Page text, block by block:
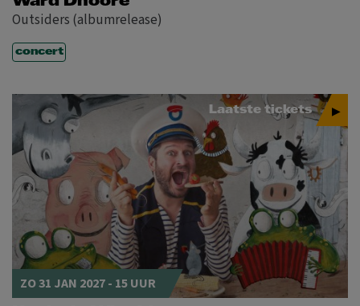
Outsiders (albumrelease)
concert
Laatste tickets
ZO 31 JAN 2027 - 15 UUR